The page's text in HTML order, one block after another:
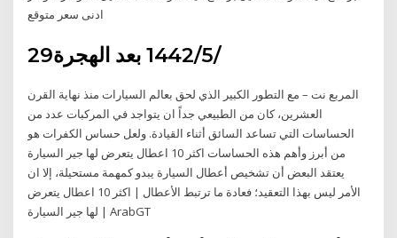
ادنى سعر متوقع
29‏‏/5‏‏/1442 بعد الهجرة
المربع نت – مع التطور الكبير الذي لحق بعالم السيارات منذ نهاية القرن
العشرين، كان من الطبيعي جداً ان يتواجد في المركبات عدد من
الحساسات التي تساعد السائق أثناء القيادة. ولعل حساس الكفرات هو
من أبرز وأهم هذه الحساسات اكثر 10 اعطال يتعرض لها جير السيارة
يعتقد البعض أن تشخيص أعطال السيارة يبدو كمهمة مستحيلة، إلا ان
الأمر ليس بهذا التعقيد؛ فعادة ما ترتبط الأعطال | اكثر 10 اعطال يتعرض
لها جير السيارة | ArabGT